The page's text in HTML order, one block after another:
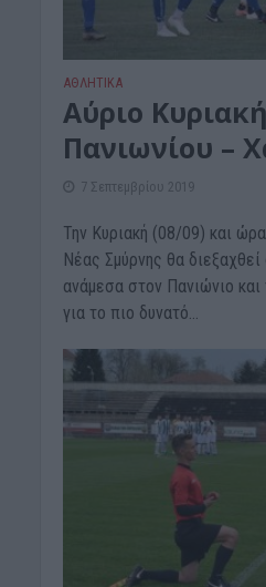
ΑΘΛΗΤΙΚΑ
Αύριο
Πανιωνίου –
7 Σεπτεμβρίου 2019
Την Κυριακή (08/09) και
Νέας Σμύρνης θα
ανάμεσα στον Πανιώνιο και
για το πιο δυνατό...